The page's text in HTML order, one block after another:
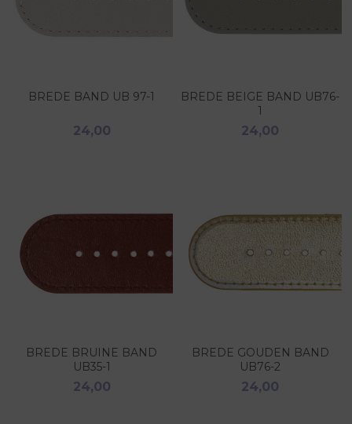
BREDE BAND UB 97-1
24,00
BREDE BEIGE BAND UB76-
1
24,00
BREDE BRUINE BAND
UB35-1
24,00
BREDE GOUDEN BAND
UB76-2
24,00